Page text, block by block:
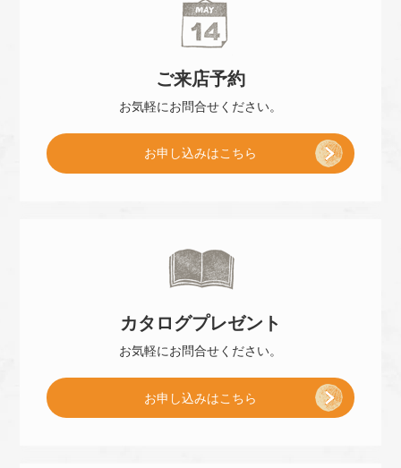
ご来店予約
お気軽にお問合せください。
予
お申し込みはこちら
カタログプレゼント
お気軽にお問合せください。
お申し込みはこちら